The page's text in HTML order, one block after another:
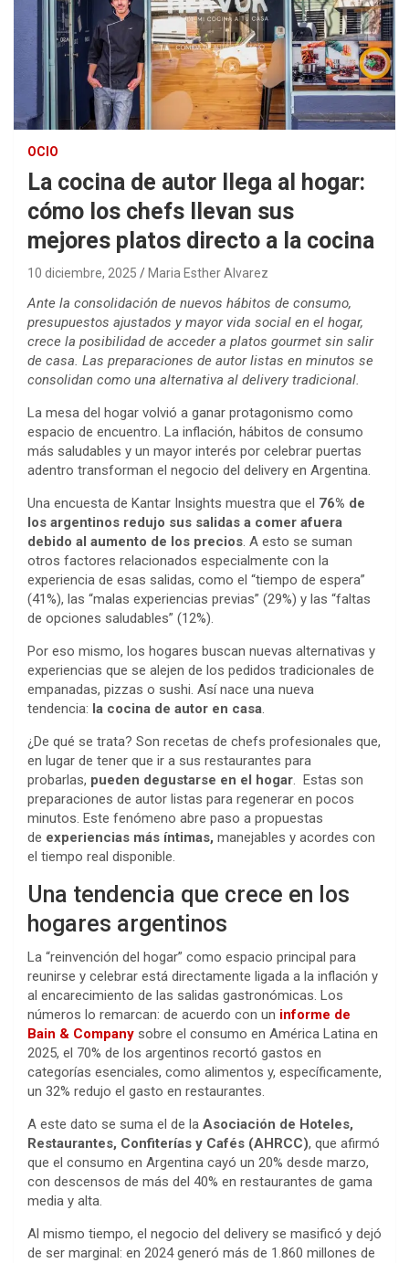
OCIO
La cocina de autor llega al hogar:
cómo los chefs llevan sus
mejores platos directo a la cocina
10 diciembre, 2025 Maria Esther Alvarez
Ante la consolidación de nuevos hábitos de consumo,
presupuestos ajustados y mayor vida social en el hogar,
crece la posibilidad de acceder a platos gourmet sin salir
de casa. Las preparaciones de autor listas en minutos se
consolidan como una alternativa al delivery tradicional.
La mesa del hogar volvió a ganar protagonismo como
espacio de encuentro. La inflación, hábitos de consumo
más saludables y un mayor interés por celebrar puertas
adentro transforman el negocio del delivery en Argentina.
Una encuesta de Kantar Insights muestra que el 76% de
los argentinos redujo sus salidas a comer afuera
debido al aumento de los precios. A esto se suman
otros factores relacionados especialmente con la
experiencia de esas salidas, como el “tiempo de espera”
(41%), las “malas experiencias previas” (29%) y las “faltas
de opciones saludables” (12%).
Por eso mismo, los hogares buscan nuevas alternativas y
experiencias que se alejen de los pedidos tradicionales de
empanadas, pizzas o sushi. Así nace una nueva
tendencia: la cocina de autor en casa.
¿De qué se trata? Son recetas de chefs profesionales que,
en lugar de tener que ir a sus restaurantes para
probarlas, pueden degustarse en el hogar. Estas son
preparaciones de autor listas para regenerar en pocos
minutos. Este fenómeno abre paso a propuestas
de experiencias más íntimas, manejables y acordes con
el tiempo real disponible.
Una tendencia que crece en los
hogares argentinos
La “reinvención del hogar” como espacio principal para
reunirse y celebrar está directamente ligada a la inflación y
al encarecimiento de las salidas gastronómicas. Los
números lo remarcan: de acuerdo con un informe de
Bain & Company sobre el consumo en América Latina en
2025, el 70% de los argentinos recortó gastos en
categorías esenciales, como alimentos y, específicamente,
un 32% redujo el gasto en restaurantes.
A este dato se suma el de la Asociación de Hoteles,
Restaurantes, Confiterías y Cafés (AHRCC), que afirmó
que el consumo en Argentina cayó un 20% desde marzo,
con descensos de más del 40% en restaurantes de gama
media y alta.
Al mismo tiempo, el negocio del delivery se masificó y dejó
de ser marginal: en 2024 generó más de 1.860 millones de